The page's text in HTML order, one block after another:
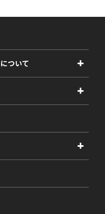
ついて